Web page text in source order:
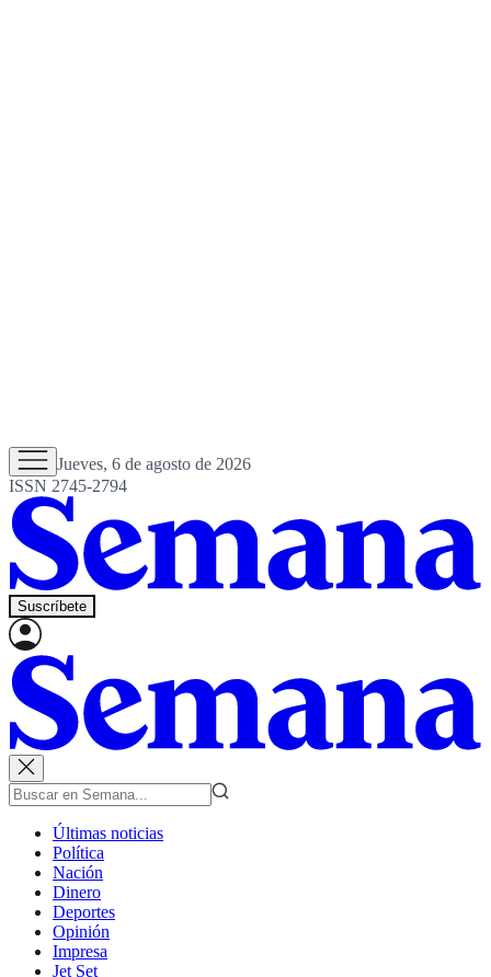
Jueves, 6 de agosto de 2026
ISSN 2745-2794
Suscríbete
Últimas noticias
Política
Nación
Dinero
Deportes
Opinión
Impresa
Jet Set